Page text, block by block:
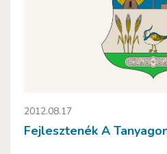
2012.08.17
Fejlesztenék A